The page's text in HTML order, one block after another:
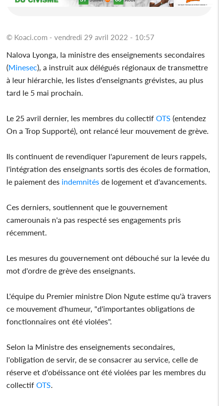
© Koaci.com - vendredi 29 avril 2022 - 10:57
Nalova Lyonga, la ministre des enseignements secondaires
(Minesec), a instruit aux délégués régionaux de transmettre
à leur hiérarchie, les listes d'enseignants grévistes, au plus
tard le 5 mai prochain.
Le 25 avril dernier, les membres du collectif OTS (entendez
On a Trop Supporté), ont relancé leur mouvement de grève.
Ils continuent de revendiquer l'apurement de leurs rappels,
l'intégration des enseignants sortis des écoles de formation,
le paiement des indemnités de logement et d'avancements.
Ces derniers, soutiennent que le gouvernement
camerounais n'a pas respecté ses engagements pris
récemment.
Les mesures du gouvernement ont débouché sur la levée du
mot d'ordre de grève des enseignants.
L'équipe du Premier ministre Dion Ngute estime qu'à travers
ce mouvement d'humeur, "d'importantes obligations de
fonctionnaires ont été violées".
Selon la Ministre des enseignements secondaires,
l'obligation de servir, de se consacrer au service, celle de
réserve et d'obéissance ont été violées par les membres du
collectif OTS.